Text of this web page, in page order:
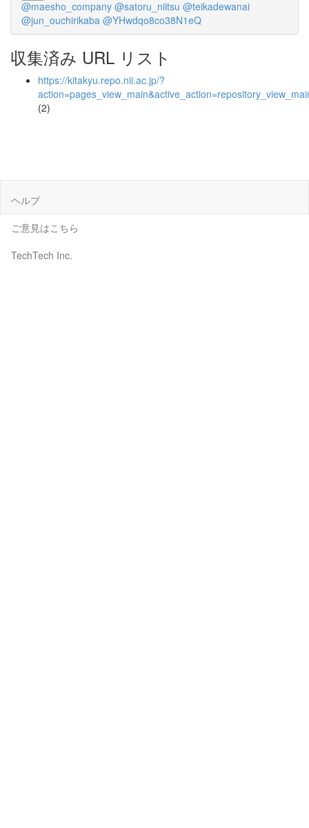
@maesho_company @satoru_niitsu @teikadewanai
@jun_ouchirikaba @YHwdqo8co38N1eQ
収集済み URL リスト
https://kitakyu.repo.nii.ac.jp/?
(2)
ヘルプ
ご意見はこちら
TechTech Inc.